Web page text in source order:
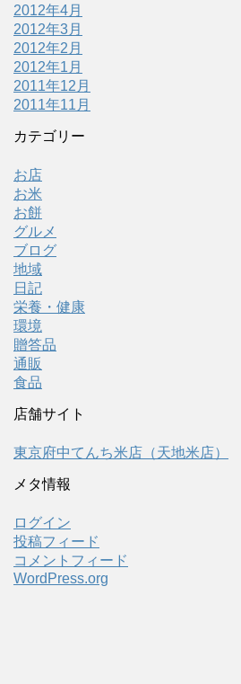
2012年4月
2012年3月
2012年2月
2012年1月
2011年12月
2011年11月
カテゴリー
お店
お米
お餅
グルメ
ブログ
地域
日記
栄養・健康
環境
贈答品
通販
食品
店舗サイト
東京府中てんち米店（天地米店）
メタ情報
ログイン
投稿フィード
コメントフィード
WordPress.org